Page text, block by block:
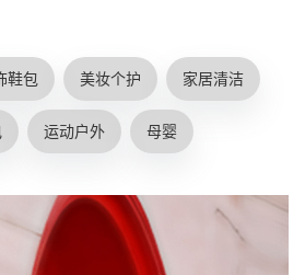
鞋包 美妆个护 家居清洁
运动户外 母婴